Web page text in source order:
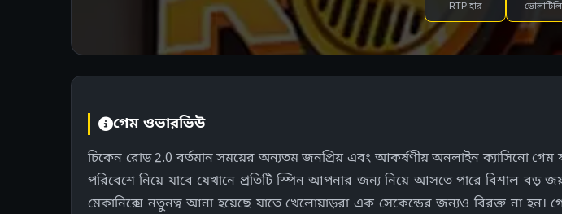
RTP হার
গেম ওভারভিউ
চিকেন রোড 2.0 বর্তমান সময়ের অন্যতম জনপ্রিয় এবং আকর্ষণীয় অনলাইন ক্যাসিনো গেম
পরিবেশে নিয়ে যাবে যেখানে প্রতিটি স্পিন আপনার জন্য নিয়ে আসতে পারে বিশাল
মেকানিক্সে নতুনত্ব আনা হয়েছে যাতে খেলোয়াড়রা এক সেকেন্ডের জন্যও বিরক্ত না হন।